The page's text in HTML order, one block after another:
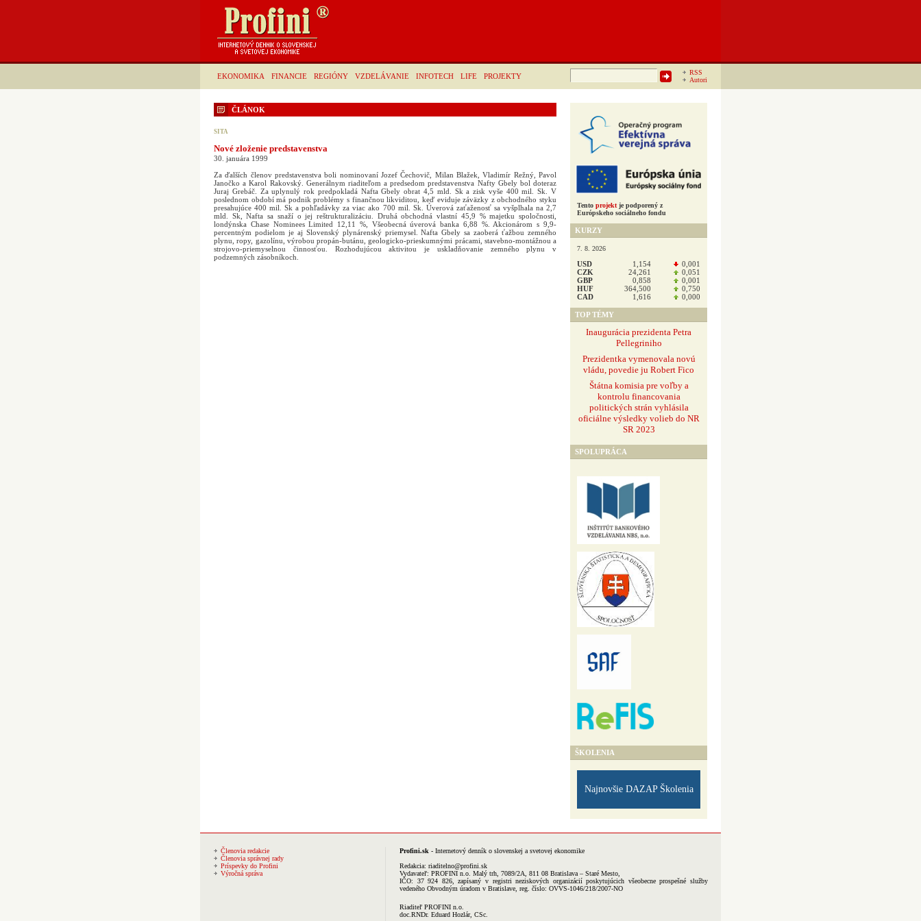
EKONOMIKA FINANCIE REGIÓNY VZDELÁVANIE INFOTECH LIFE PROJEKTY
RSS
Autori
Hľadať:
ČLÁNOK
SITA
Nové zloženie predstavenstva
30. januára 1999
Za ďalších členov predstavenstva boli nominovaní Jozef Čechovič, Milan Blažek, Vladimír Režný, Pavol
Janočko a Karol Rakovský. Generálnym riaditeľom a predsedom predstavenstva Nafty Gbely bol doteraz
Juraj Grebáč. Za uplynulý rok predpokladá Nafta Gbely obrat 4,5 mld. Sk a zisk vyše 400 mil. Sk. V
poslednom období má podnik problémy s finančnou likviditou, keď eviduje záväzky z obchodného styku
presahujúce 400 mil. Sk a pohľadávky za viac ako 700 mil. Sk. Úverová zaťaženosť sa vyšplhala na 2,7
mld. Sk, Nafta sa snaží o jej reštrukturalizáciu. Druhá obchodná vlastní 45,9 % majetku spoločnosti,
londýnska Chase Nominees Limited 12,11 %, Všeobecná úverová banka 6,88 %. Akcionárom s 9,9-
percentným podielom je aj Slovenský plynárenský priemysel. Nafta Gbely sa zaoberá ťažbou zemného
plynu, ropy, gazolínu, výrobou propán-butánu, geologicko-prieskumnými prácami, stavebno-montážnou a
strojovo-priemyselnou činnosťou. Rozhodujúcou aktivitou je uskladňovanie zemného plynu v
podzemných zásobníkoch.
Tento projekt je podporený z
Európskeho sociálneho fondu
KURZY
7. 8. 2026
USD 1,154
0,001
CZK
24,261
0,051
GBP
0,858
0,001
HUF
364,500
0,750
CAD
1,616 0,000
TOP TÉMY
Inaugurácia prezidenta Petra
Pellegriniho
Prezidentka vymenovala novú
vládu, povedie ju Robert Fico
Štátna komisia pre voľby a
kontrolu financovania
politických strán vyhlásila
oficiálne výsledky volieb do NR
SR 2023
SPOLUPRÁCA
ŠKOLENIA
Najnovšie DAZAP Školenia
Členovia redakcie
Členovia správnej rady
Príspevky do Profini
Výročná správa
Profini.sk - Internetový denník o slovenskej a svetovej ekonomike
Redakcia: riaditelno@profini.sk
Vydavateľ: PROFINI n.o. Malý trh, 7089/2A, 811 08 Bratislava – Staré Mesto,
IČO: 37 924 826, zapísaný v registri neziskových organizácií poskytujúcich všeobecne prospešné služby
vedeného Obvodným úradom v Bratislave, reg. číslo: OVVS-1046/218/2007-NO
Riaditeľ PROFINI n.o.
doc.RNDr. Eduard Hozlár, CSc.